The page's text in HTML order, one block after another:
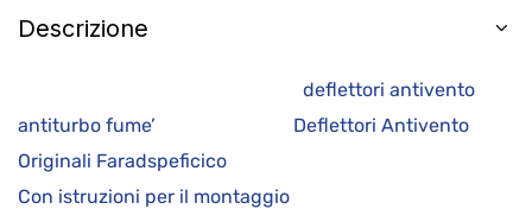
Descrizione
deflettori antivento
antiturbo fume’ Deflettori Antivento
Originali Faradspeficico
Con istruzioni per il montaggio